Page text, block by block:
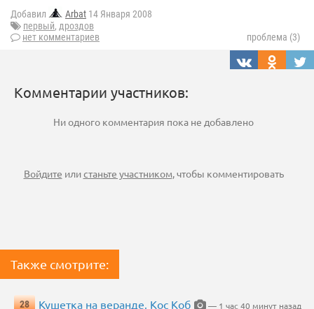
Добавил Arbat 14 Января 2008
первый, дроздов
нет комментариев
проблема (3)
Комментарии участников:
Ни одного комментария пока не добавлено
Войдите илистаньте участником, чтобы комментировать
Также смотрите:
28 Кушетка на веранде. Кос Коб
— 1 час 40 минут назад